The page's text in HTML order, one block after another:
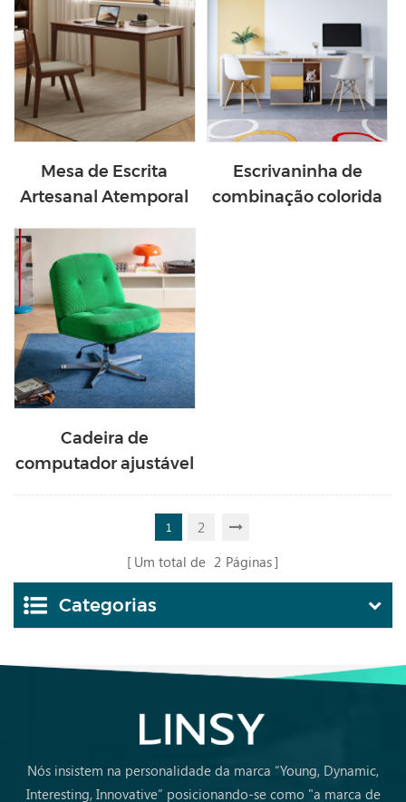
couro BY123-A
Mesa de Escrita
Artesanal Atemporal
LINSY para Espaços
de Trabalho Modernos
AS2V-A
Escrivaninha de
combinação colorida
Cadeira de
computador ajustável
moderno BY123-A
1
2
Um total de 2 Páginas
Categorias
Nós insistem na personalidade da marca “Young, Dynamic,
Interesting, Innovative” posicionando-se como "a marca de